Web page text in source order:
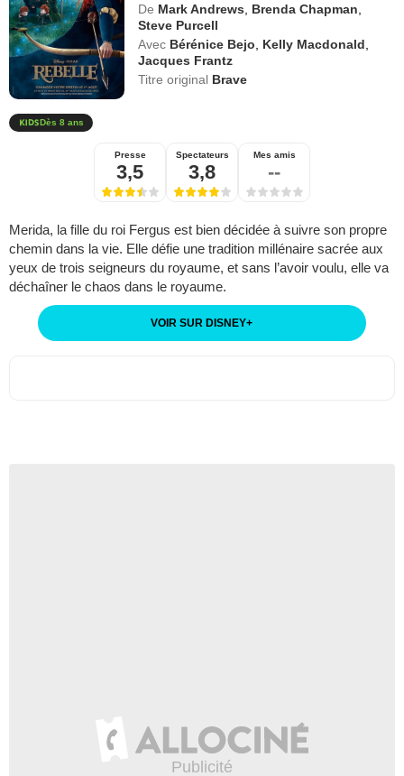
De Mark Andrews Brenda Chapman
Steve Purcell
Avec Bérénice Bejo Kelly Macdonald
Jacques Frantz
Titre original Brave
Dès 8 ans
Presse
3,5
Spectateurs
3,8
Mes amis
--
Merida, la fille du roi Fergus est bien décidée à suivre son propre
chemin dans la vie. Elle défie une tradition millénaire sacrée aux
yeux de trois seigneurs du royaume, et sans l’avoir voulu, elle va
déchaîner le chaos dans le royaume.
VOIR SUR DISNEY+